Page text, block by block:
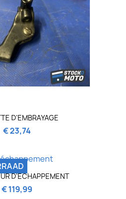
D'EMBRAYAGE
€ 23,74
D'ÉCHAPPEMENT
€ 119,99